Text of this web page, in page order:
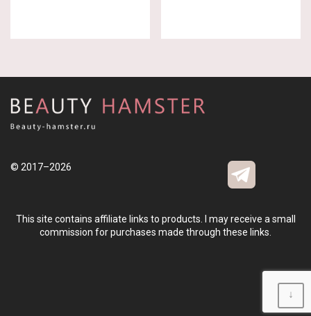
© 2017–2026
This site contains affiliate links to products. I may receive a small
commission for purchases made through these links.
↓